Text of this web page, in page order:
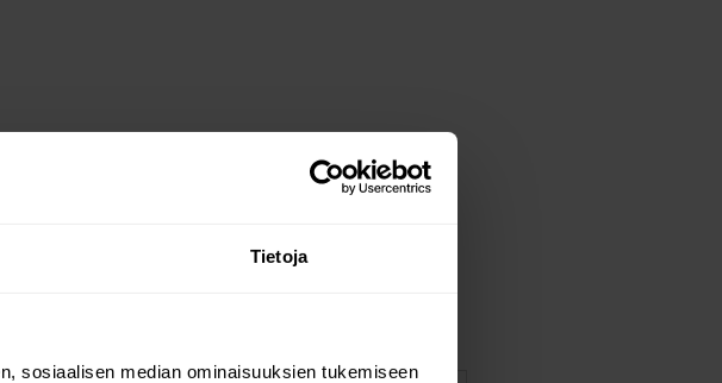
Tietoja
sosiaalisen median ominaisuuksien tukemiseen